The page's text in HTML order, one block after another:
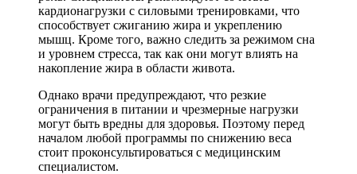
кардионагрузки с силовыми тренировками, что
способствует сжиганию жира и укреплению
мышц. Кроме того, важно следить за режимом сна
и уровнем стресса, так как они могут влиять на
накопление жира в области живота.
Однако врачи предупреждают, что резкие
ограничения в питании и чрезмерные нагрузки
могут быть вредны для здоровья. Поэтому перед
началом любой программы по снижению веса
стоит проконсультироваться с медицинским
специалистом.